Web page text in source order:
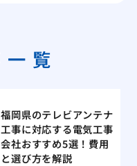
覧
福岡県のテレビアンテナ
工事に対応する電気工事
会社おすすめ5選！費用
と選び方を解説